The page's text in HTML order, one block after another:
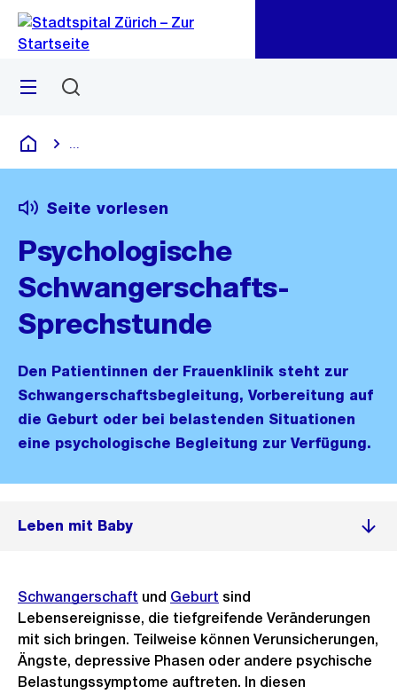
Navigation
Sprunglink
Menü
Krankenhaus
Seite vorlesen
Psychologische
Schwangerschafts-
Sprechstunde
Den Patientinnen der Frauenklinik steht zur
Schwangerschaftsbegleitung, Vorbereitung auf
die Geburt oder bei belastenden Situationen
eine psychologische Begleitung zur Verfügung.
Leben mit Baby
Schwangerschaft und Geburt sind
Lebensereignisse, die tiefgreifende Veränderungen
mit sich bringen. Teilweise können Verunsicherungen,
Ängste, depressive Phasen oder andere psychische
Belastungssymptome auftreten. In diesen